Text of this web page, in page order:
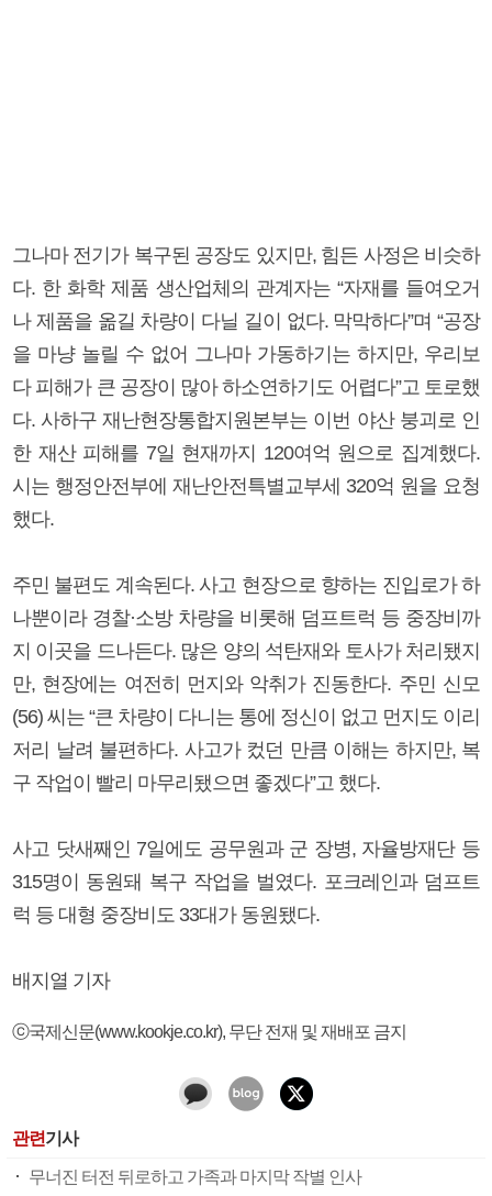
그나마 전기가 복구된 공장도 있지만, 힘든 사정은 비슷하
다. 한 화학 제품 생산업체의 관계자는 “자재를 들여오거
나 제품을 옮길 차량이 다닐 길이 없다. 막막하다”며 “공장
을 마냥 놀릴 수 없어 그나마 가동하기는 하지만, 우리보
다 피해가 큰 공장이 많아 하소연하기도 어렵다”고 토로했
다. 사하구 재난현장통합지원본부는 이번 야산 붕괴로 인
한 재산 피해를 7일 현재까지 120여억 원으로 집계했다.
시는 행정안전부에 재난안전특별교부세 320억 원을 요청
했다.
주민 불편도 계속된다. 사고 현장으로 향하는 진입로가 하
나뿐이라 경찰·소방 차량을 비롯해 덤프트럭 등 중장비까
지 이곳을 드나든다. 많은 양의 석탄재와 토사가 처리됐지
만, 현장에는 여전히 먼지와 악취가 진동한다. 주민 신모
(56) 씨는 “큰 차량이 다니는 통에 정신이 없고 먼지도 이리
저리 날려 불편하다. 사고가 컸던 만큼 이해는 하지만, 복
구 작업이 빨리 마무리됐으면 좋겠다”고 했다.
사고 닷새째인 7일에도 공무원과 군 장병, 자율방재단 등
315명이 동원돼 복구 작업을 벌였다. 포크레인과 덤프트
럭 등 대형 중장비도 33대가 동원됐다.
배지열 기자
ⓒ국제신문(www.kookje.co.kr), 무단 전재 및 재배포 금지
관련기사
무너진 터전 뒤로하고 가족과 마지막 작별 인사